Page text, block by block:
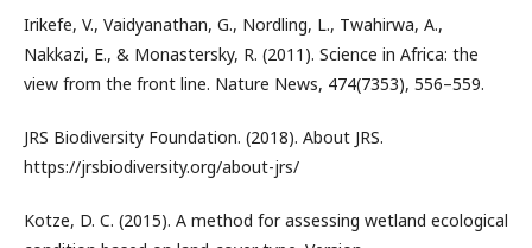
Irikefe, V., Vaidyanathan, G., Nordling, L., Twahirwa, A.,
Nakkazi, E., & Monastersky, R. (2011). Science in Africa: the
view from the front line. Nature News, 474(7353), 556–559.
JRS Biodiversity Foundation. (2018). About JRS.
https://jrsbiodiversity.org/about-jrs/
Kotze, D. C. (2015). A method for assessing wetland ecological